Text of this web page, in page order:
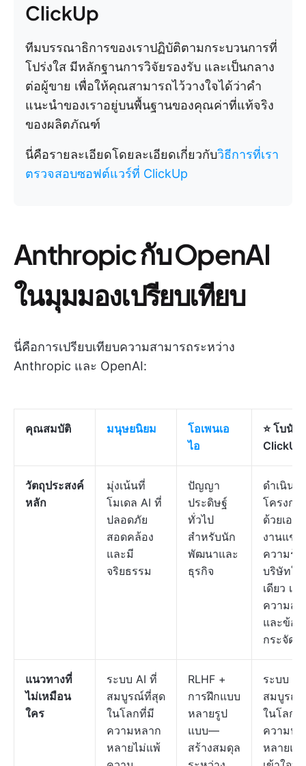
ClickUp
ทีมบรรณาธิการของเราปฏิบัติตามกระบวนการที่
โปร่งใส มีหลักฐานการวิจัยรองรับ และเป็นกลาง
ต่อผู้ขาย เพื่อให้คุณสามารถไว้วางใจได้ว่าคำ
แนะนำของเราอยู่บนพื้นฐานของคุณค่าที่แท้จริง
ของผลิตภัณฑ์
นี่คือรายละเอียดโดยละเอียดเกี่ยวกับวิธีการที่เรา
ตรวจสอบซอฟต์แวร์ที่ ClickUp
Anthropic กับ OpenAI
ในมุมมองเปรียบเทียบ
นี่คือการเปรียบเทียบความสามารถระหว่าง
Anthropic และ OpenAI:
คุณสมบัติ มนุษยนิยม
โอเพนเอ
ไอ
⭐️ โบนัส:
ClickUp
วัตถุประสงค์
หลัก
มุ่งเน้นที่
โมเดล AI ที่
ปลอดภัย
สอดคล้อง
และมี
จริยธรรม
ปัญญา
ประดิษฐ์
ทั่วไป
สำหรับนัก
พัฒนาและ
ธุรกิจ
ดำเนิน
โครงกา
ด้วยเอก
งานแช
ความรู้ข
บริษัทใ
เดียว เพื่
ความสั
และข้อ
กระจัดก
แนวทางที่
ไม่เหมือน
ใคร
ระบบ AI ที่
สมบูรณ์ที่สุด
ในโลกที่มี
ความหลาก
หลายไม่แพ้
RLHF +
การฝึกแบบ
หลายรูป
แบบ—
สร้างสมดุล
ระบบ
สมบูรณ์
ในโลก
ความห
หลายแล